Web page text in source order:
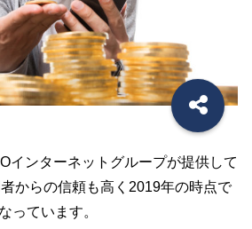
インターネットグループが提供して
からの信頼も高く2019年の時点で
っています。